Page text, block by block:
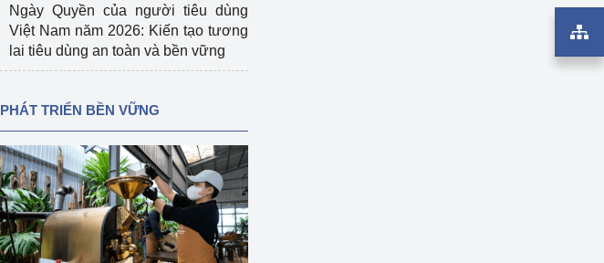
Ngày Quyền của người tiêu dùng
Việt Nam năm 2026: Kiến tạo tương
lai tiêu dùng an toàn và bền vững
PHÁT TRIỂN BỀN VỮNG